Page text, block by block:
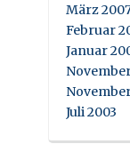
März
Februar
Januar
Juli 2003